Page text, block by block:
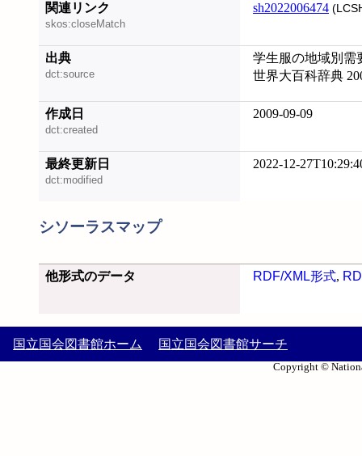
関連リンク
skos:closeMatch
sh2022006474
出典
dct:source
学生服の地域別需
世界大百科辞典
作成日
dct:created
2009-09-09
最終更新日
dct:modified
2022-12-
シソーラスマップ
他形式のデータ RDF/XML形式,
国立国会図書館ホーム 国立国会図書館サーチ
Copyright ©